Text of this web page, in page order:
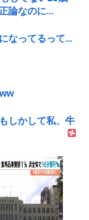
論なのに...
なってるって...
しかして私、牛